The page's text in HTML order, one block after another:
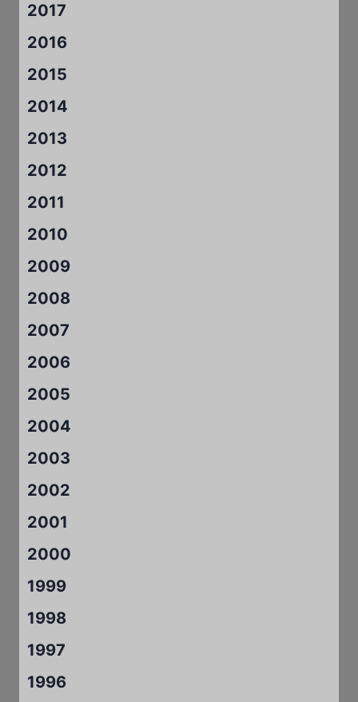
2017
2016
2015
2014
2013
2012
2011
2010
2009
2008
2007
2006
2005
2004
2003
2002
2001
2000
1999
1998
1997
1996